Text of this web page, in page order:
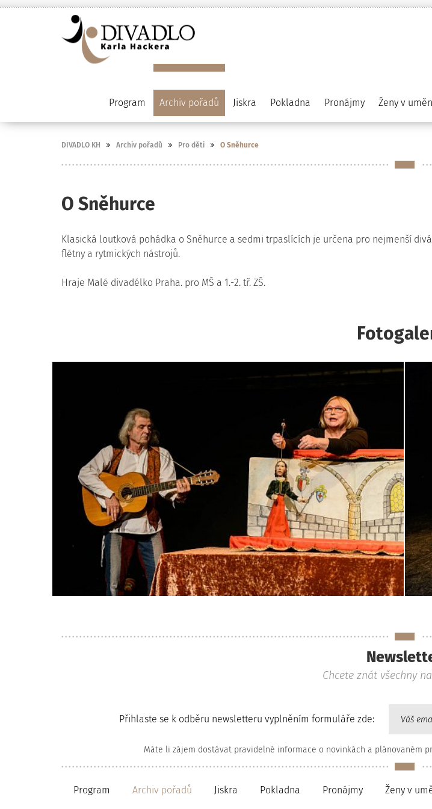
Program Archiv pořadů Jiskra Pokladna Pronájmy Ženy v
DIVADLO KH Archiv pořadů Pro děti O Sněhurce
O Sněhurce
Klasická loutková pohádka o Sněhurce a sedmi trpaslících je určena pro nejmenší
flétny a rytmických nástrojů.
Hraje Malé divadélko Praha. pro MŠ a 1.-2. tř. ZŠ.
Chcete znát všechny
Přihlaste se k odběru newsletteru vyplněním formuláře zde:
Máte li zájem dostávat pravidelné informace o novinkách a plánovaném
Program Archiv pořadů Jiskra Pokladna Pronájmy Ženy v